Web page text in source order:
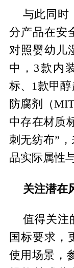
与此同时
分产品在安
对照婴幼儿
中，3款内
标、1款甲
防腐剂（
中存在材质
刺无纺布”
品实际属性
关注潜在
值得关注
国标要求，
使用场景，